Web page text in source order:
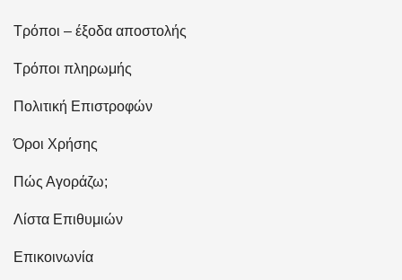
Τρόποι – έξοδα αποστολής
Τρόποι πληρωμής
Πολιτική Επιστροφών
Όροι Χρήσης
Πώς Αγοράζω;
Λίστα Επιθυμιών
Επικοινωνία